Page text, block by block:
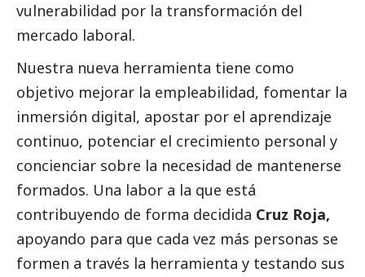
vulnerabilidad por la transformación del
mercado laboral.
Nuestra nueva herramienta tiene como
objetivo mejorar la empleabilidad, fomentar la
inmersión digital, apostar por el aprendizaje
continuo, potenciar el crecimiento personal y
concienciar sobre la necesidad de mantenerse
formados. Una labor a la que está
contribuyendo de forma decidida Cruz Roja,
apoyando para que cada vez más personas se
formen a través la herramienta y testando sus